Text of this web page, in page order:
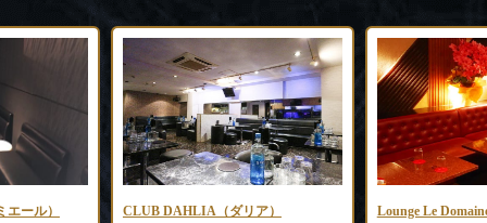
ール） CLUB DAHLIA（ダリア） Lounge Le